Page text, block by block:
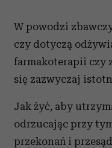
W powodzi
czy dotyczą
farmakoterapii czy
się zazwyczaj
Jak żyć, aby
odrzucając przy
przekonań i